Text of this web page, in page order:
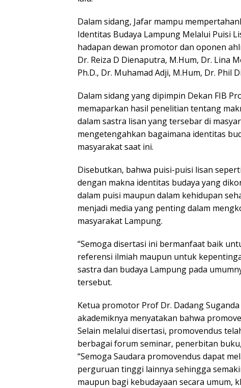
Dalam sidang, Jafar mampu
Identitas Budaya Lampung Melalui Puisi
hadapan dewan promotor dan oponen
Dr. Reiza D Dienaputra, M.Hum, Dr. Lina
Ph.D., Dr. Muhamad Adji, M.Hum, Dr. Phil
Dalam sidang yang dipimpin Dekan FIB
memaparkan hasil penelitian tentang
dalam sastra lisan yang tersebar di
mengetengahkan bagaimana identitas
masyarakat saat ini.
Disebutkan, bahwa puisi-puisi lisan
dengan makna identitas budaya yang
dalam puisi maupun dalam kehidupan
menjadi media yang penting dalam
masyarakat Lampung.
“Semoga disertasi ini bermanfaat baik
referensi ilmiah maupun untuk
sastra dan budaya Lampung pada
tersebut.
Ketua promotor Prof Dr. Dadang
akademiknya menyatakan bahwa
Selain melalui disertasi, promovendus
berbagai forum seminar, penerbitan
“Semoga Saudara promovendus dapat
perguruan tinggi lainnya sehingga
maupun bagi kebudayaan secara umum,